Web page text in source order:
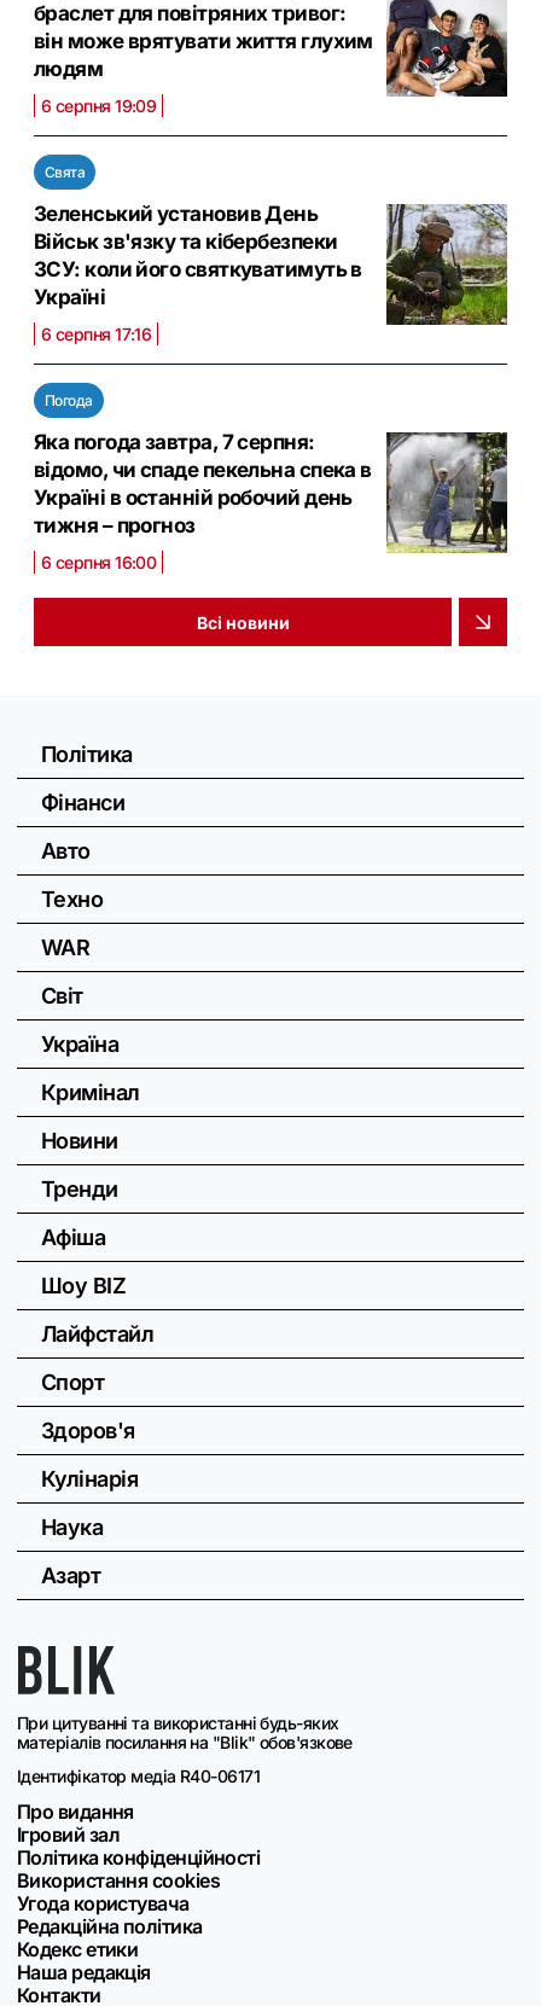
браслет для повітряних тривог:
він може врятувати життя глухим
людям
6 серпня 19:09
Свята
Зеленський установив День
Військ зв'язку та кібербезпеки
ЗСУ: коли його святкуватимуть в
Україні
6 серпня 17:16
Погода
Яка погода завтра, 7 серпня:
відомо, чи спаде пекельна спека в
Україні в останній робочий день
тижня – прогноз
6 серпня 16:00
Всі новини
При цитуванні та використанні будь-яких
матеріалів посилання на "Blik" обов'язкове
Ідентифікатор медіа R40-06171
Про видання
Ігровий зал
Політика конфіденційності
Використання cookies
Угода користувача
Редакційна політика
Кодекс етики
Наша редакція
Контакти
Політика
Фінанси
Авто
Техно
WAR
Світ
Україна
Кримінал
Новини
Тренди
Афіша
Шоу BIZ
Лайфстайл
Спорт
Здоров'я
Кулінарія
Наука
Азарт